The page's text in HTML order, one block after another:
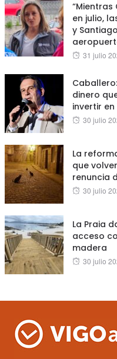
en julio,
y
Posted
31 julio
dinero
invertir en
Posted
30 julio
La
que
renuncia
Posted
30 julio
La Praia
acceso
madera
Posted
30 julio